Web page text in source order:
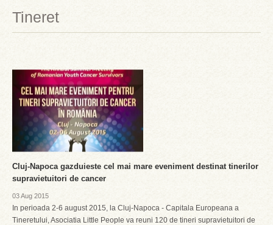
Tineret
Cluj-Napoca gazduieste cel mai mare eveniment destinat tinerilor
supravietuitori de cancer
03 Aug 2015
In perioada 2-6 august 2015, la Cluj-Napoca - Capitala Europeana a
Tineretului, Asociatia Little People va reuni 120 de tineri supravietuitori de